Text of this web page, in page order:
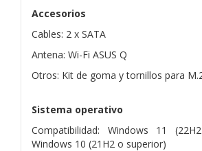
Accesorios
Cables: 2 x SATA
Antena: Wi-Fi ASUS Q
Otros: Kit de goma y tornillos para
Sistema operativo
Compatibilidad: Windows 11
Windows 10 (21H2 o superior)